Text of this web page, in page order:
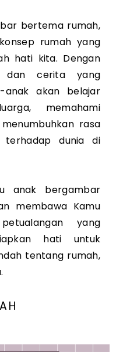
bertema rumah,
rumah yang
hati kita. Dengan
dan cerita yang
anak akan belajar
memahami
rasa
dunia di
anak bergambar
membawa Kamu
yang
hati untuk
tentang rumah,